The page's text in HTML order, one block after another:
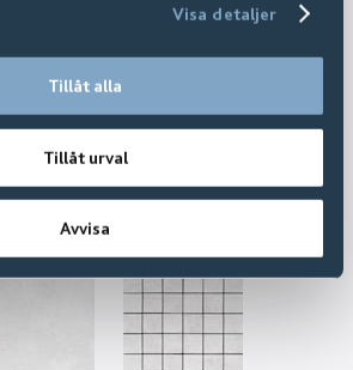
Visa detaljer
Tillåt alla
Tillåt urval
Avvisa